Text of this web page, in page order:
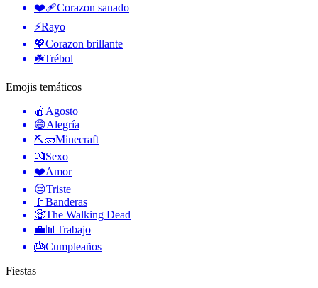
❤️‍🩹Corazon sanado
⚡Rayo
💖Corazon brillante
☘️Trébol
Emojis temáticos
🍎 Agosto
😄Alegría
⛏🧱Minecraft
💏Sexo
❤️Amor
😔Triste
🚩Banderas
🧟The Walking Dead
💼📊 Trabajo
🎂Cumpleaños
Fiestas